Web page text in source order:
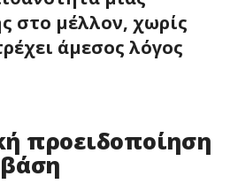
στο μέλλον, χωρίς
άμεσος λόγος
προειδοποίηση